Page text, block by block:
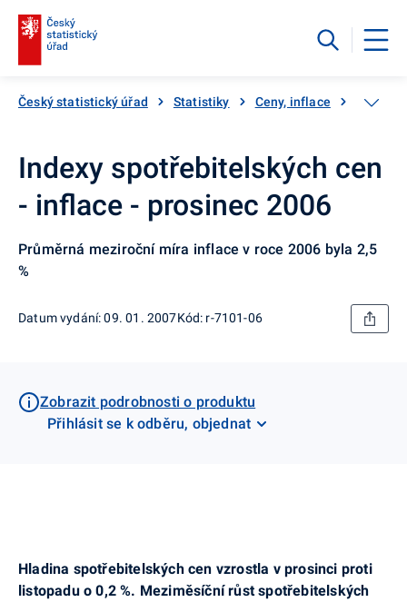
Český statistický úřad Statistiky Ceny, inflace
Indexy spotřebitelských cen
- inflace - prosinec 2006
Průměrná meziroční míra inflace v roce 2006 byla 2,5
%
Datum vydání: 09. 01. 2007Kód: r-7101-06
Zobrazit podrobnosti o produktu
Přihlásit se k odběru, objednat
Hladina spotřebitelských cen vzrostla v prosinci proti
listopadu o 0,2 %. Meziměsíční růst spotřebitelských